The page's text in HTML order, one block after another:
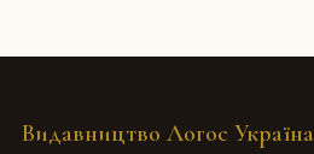
Видавництво Логос Україна